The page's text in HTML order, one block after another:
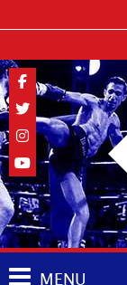
MENU